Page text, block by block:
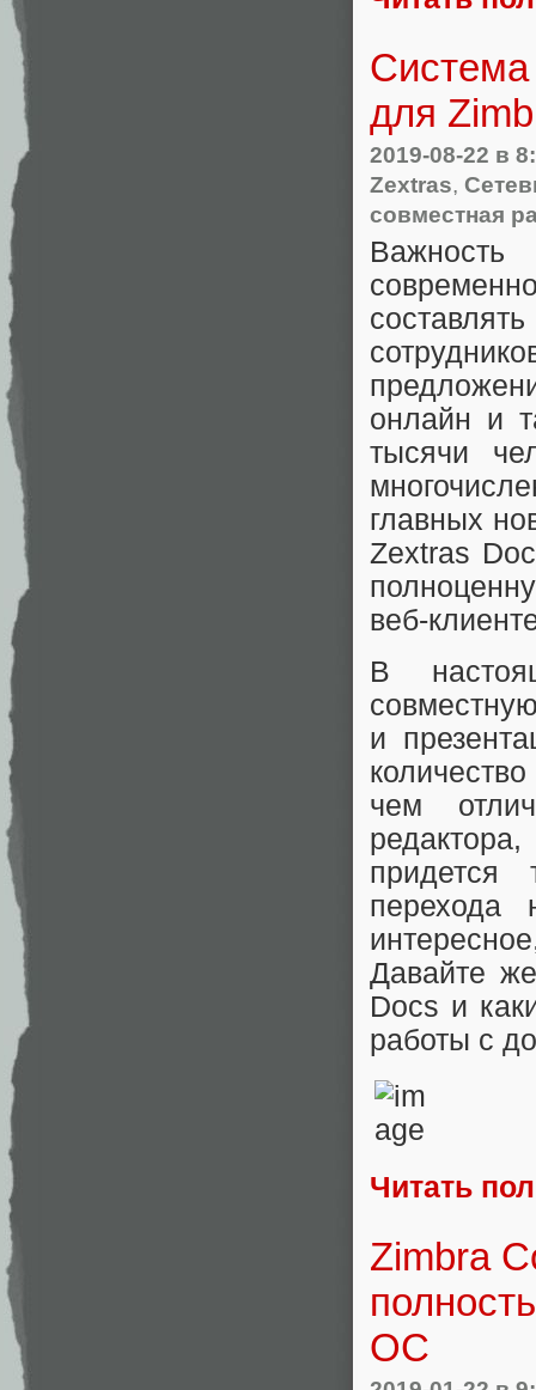
Система
для
2019-08-22 в
Zextras,
совместная
Важность
онлайн и
тысячи
главных
Zextras
веб-
В
и
чем
придется
перехода
Давайте
Docs и
работы с
Читать
Zimbra
ОС